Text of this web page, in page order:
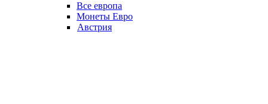
Все европа
Монеты Евро
Австрия